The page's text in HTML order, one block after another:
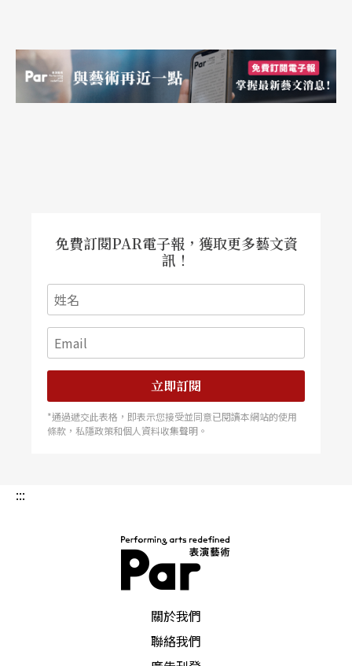
免費訂閱PAR電子報，獲取更多藝文資
訊！
立即訂閱
*通過遞交此表格，即表示您接受並同意已閱讀本網站的使用
條款，私隱政策和個人資料收集聲明。
:::
關於我們
聯絡我們